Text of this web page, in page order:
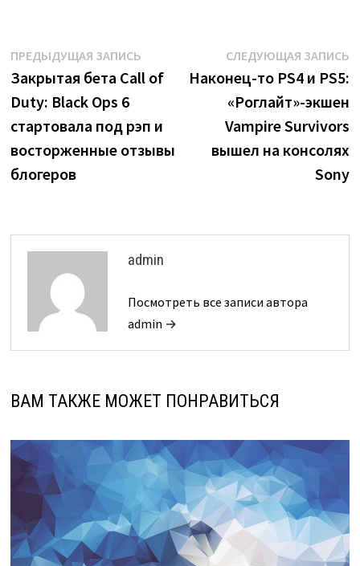
Навигация
по
записям
ПРЕДЫДУЩАЯ ЗАПИСЬПредыдущая
запись:
Закрытая бета Call of
Duty: Black Ops 6
стартовала под рэп и
восторженные отзывы
блогеров
СЛЕДУЮЩАЯ ЗАПИСЬ
Наконец-то PS4 и PS5:
«Роглайт»-экшен
Vampire Survivors
вышел на консолях
Sony
admin
Посмотреть все записи автора
admin →
ВАМ ТАКЖЕ МОЖЕТ ПОНРАВИТЬСЯ